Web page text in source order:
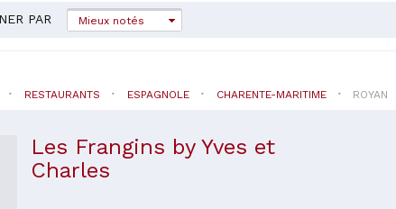
PAR Mieux notés
RESTAURANTS ESPAGNOLE CHARENTE-MARITIME ROYAN
Les Frangins by Yves et
Charles